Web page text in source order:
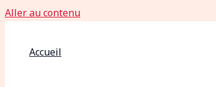
Aller au contenu
Accueil